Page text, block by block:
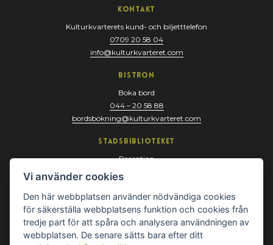
Kontakt
Kulturkvarterets kund- och biljetttelefon
0709 20 58 04
info@kulturkvarteret.com
Bistron
Boka bord
044 – 20 58 88
bordsbokning@kulturkvarteret.com
Stadsbiblioteket
Reception
044 – 13 67 10
Vi använder cookies
Den här webbplatsen använder nödvändiga cookies
för säkerställa webbplatsens funktion och cookies från
tredje part för att spåra och analysera användningen av
webbplatsen. De senare sätts bara efter ditt